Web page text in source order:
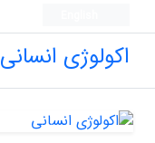
اکولوژی انسانی